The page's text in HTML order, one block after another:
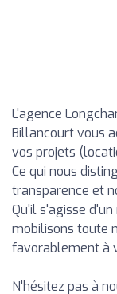
L'agence
Billancourt vous
vos projets
Ce qui nous
transparence et
Qu'il s'agisse
mobilisons toute
favorablement à
N'hésitez pas à